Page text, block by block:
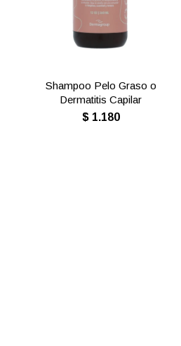
Shampoo Pelo Graso o
Dermatitis Capilar
$ 1.180